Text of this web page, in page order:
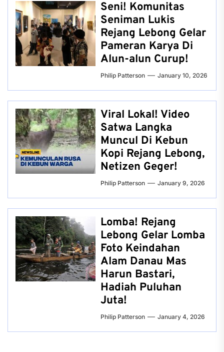
Seni! Komunitas
Seniman Lukis
Rejang Lebong Gelar
Pameran Karya Di
Alun-alun Curup!
Philip Patterson January 10, 2026
Viral Lokal! Video
Satwa Langka
Muncul Di Kebun
Kopi Rejang Lebong,
Netizen Geger!
Philip Patterson January 9, 2026
Lomba! Rejang
Lebong Gelar Lomba
Foto Keindahan
Alam Danau Mas
Harun Bastari,
Hadiah Puluhan
Juta!
Philip Patterson January 4, 2026